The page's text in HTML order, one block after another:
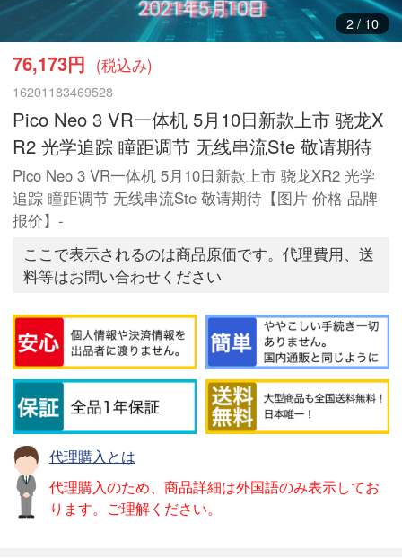
3/ 10
76,173円 (税込み)
16201183469528
Pico Neo 3 VR一体机 5月10日新款上市 骁龙X
R2 光学追踪 瞳距调节 无线串流Ste 敬请期待
Pico Neo 3 VR一体机 5月10日新款上市 骁龙XR2 光学
追踪 瞳距调节 无线串流Ste 敬请期待【图片 价格 品牌
报价】-
ここで表示されるのは商品原価です。代理費用、送
料等はお問い合わせください
代理購入とは
代理購入のため、商品詳細は外国語のみ表示してお
ります。ご理解ください。